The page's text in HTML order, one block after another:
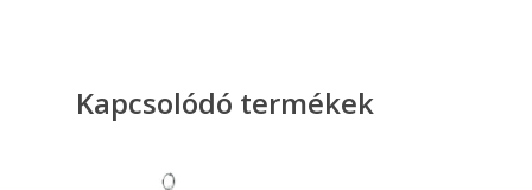
Kapcsolódó termékek